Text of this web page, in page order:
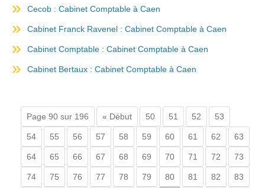
Cecob : Cabinet Comptable à Caen
Cabinet Franck Ravenel : Cabinet Comptable à Caen
Cabinet Comptable : Cabinet Comptable à Caen
Cabinet Bertaux : Cabinet Comptable à Caen
Page 90 sur 196 « Début 50 51 52 53
54 55 56 57 58 59 60 61 62 63
64 65 66 67 68 69 70 71 72 73
74 75 76 77 78 79 80 81 82 83